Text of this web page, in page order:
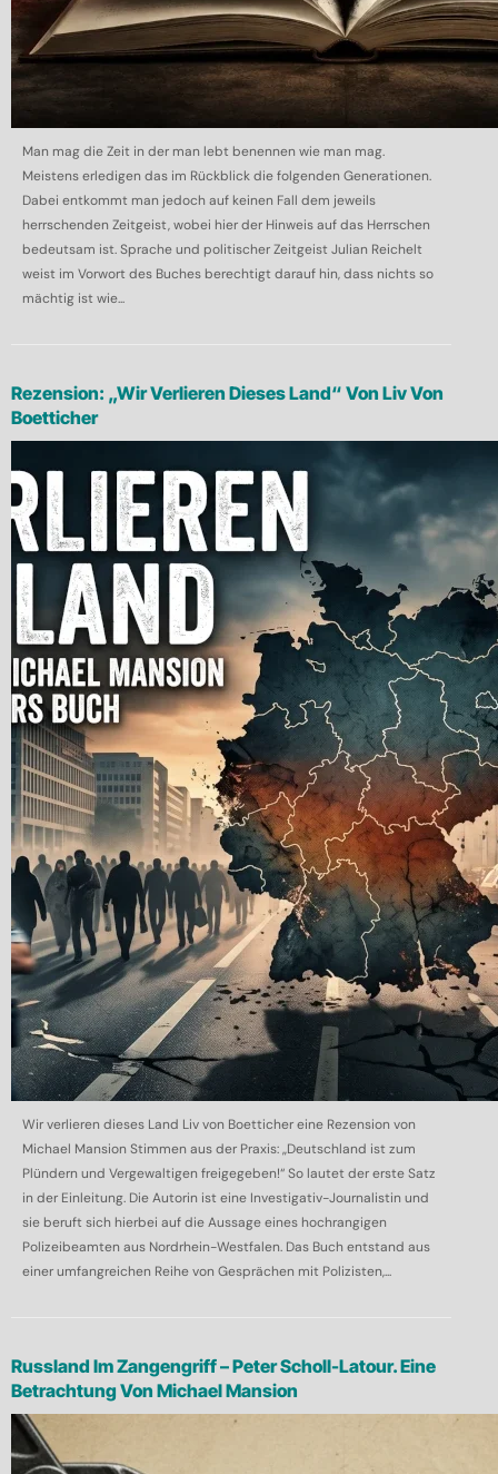
Man mag die Zeit in der man lebt benennen wie man mag.
Meistens erledigen das im Rückblick die folgenden Generationen.
Dabei entkommt man jedoch auf keinen Fall dem jeweils
herrschenden Zeitgeist, wobei hier der Hinweis auf das Herrschen
bedeutsam ist. Sprache und politischer Zeitgeist Julian Reichelt
weist im Vorwort des Buches berechtigt darauf hin, dass nichts so
mächtig ist wie...
Rezension: „Wir Verlieren Dieses Land“ Von Liv Von
Boetticher
Wir verlieren dieses Land Liv von Boetticher eine Rezension von
Michael Mansion Stimmen aus der Praxis: „Deutschland ist zum
Plündern und Vergewaltigen freigegeben!“ So lautet der erste Satz
in der Einleitung. Die Autorin ist eine Investigativ-Journalistin und
sie beruft sich hierbei auf die Aussage eines hochrangigen
Polizeibeamten aus Nordrhein-Westfalen. Das Buch entstand aus
einer umfangreichen Reihe von Gesprächen mit Polizisten,...
Russland Im Zangengriff – Peter Scholl-Latour. Eine
Betrachtung Von Michael Mansion